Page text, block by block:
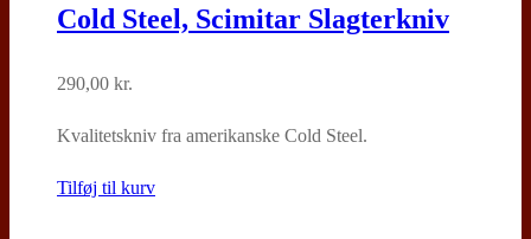
Cold Steel, Scimitar Slagterkniv
290,00 kr.
Kvalitetskniv fra amerikanske Cold Steel.
Tilføj til kurv